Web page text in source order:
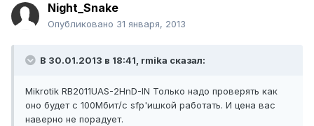
Night_Snake
Опубликовано 31 января, 2013
В 30.01.2013 в 18:41, rmika сказал:
Mikrotik RB2011UAS-2HnD-IN Только надо проверять как
оно будет с 100Мбит/с sfp'ишкой работать. И цена вас
наверно не порадует.